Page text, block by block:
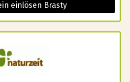
einlösen Brasty